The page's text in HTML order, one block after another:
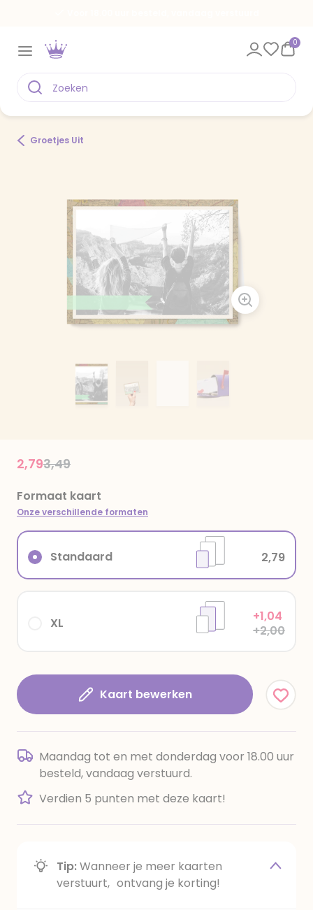
0
Groetjes Uit
Price reduced from
3,49to
2,79
Formaat kaart
Onze verschillende formaten
XL
+1,04
+2,00
Standaard 2,79
Kaart bewerken
Maandag tot en met donderdag voor 18.00 uur
besteld, vandaag verstuurd.
Verdien 5 punten met deze kaart!
Tip:Wanneer je meer kaarten
verstuurt, ontvang je korting!